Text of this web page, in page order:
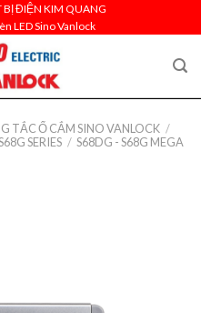
BỊ ĐIỆN KIM QUANG
LED Sino Vanlock
TẮC Ổ CẮM SINO VANLOCK /
SERIES / S68DG - S68G MEGA